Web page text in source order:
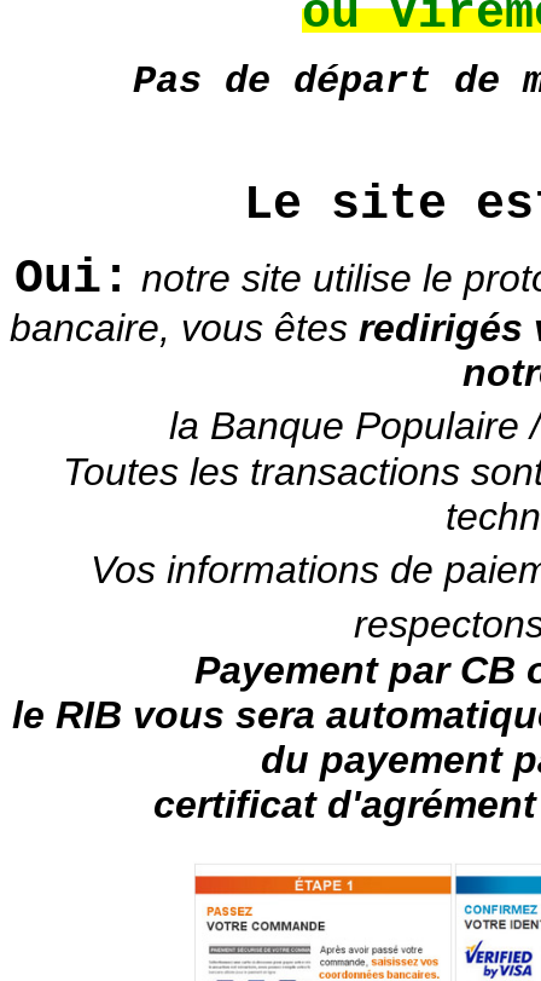
ou
Pas de départ de
Le site
Oui: notre site utilise le
bancaire, vous êtes redirigés
la Banque Populaire
Toutes les transactions
Vos informations de
Payement par CB
le RIB vous sera
du payement
certificat